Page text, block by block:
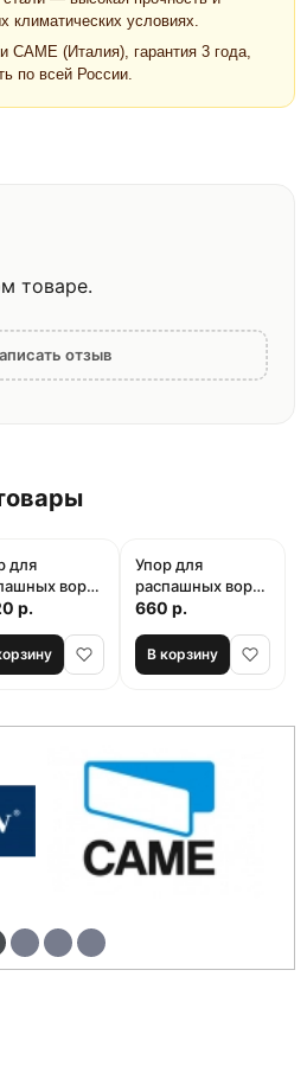
климатических условиях.
(Италия), гарантия 3 года,
по всей России.
товаре.
отзыв
для
ворот
MX02A
р.
Упор для
распашных ворот
Furniteh MX03B
660 р.
В корзину